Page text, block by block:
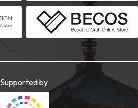
Supported by